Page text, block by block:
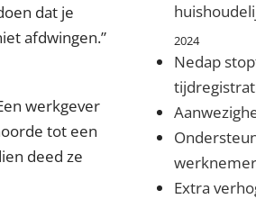
dat je
afdwingen.
werkgever
tot een
deed ze
2024
Nedap
Extra